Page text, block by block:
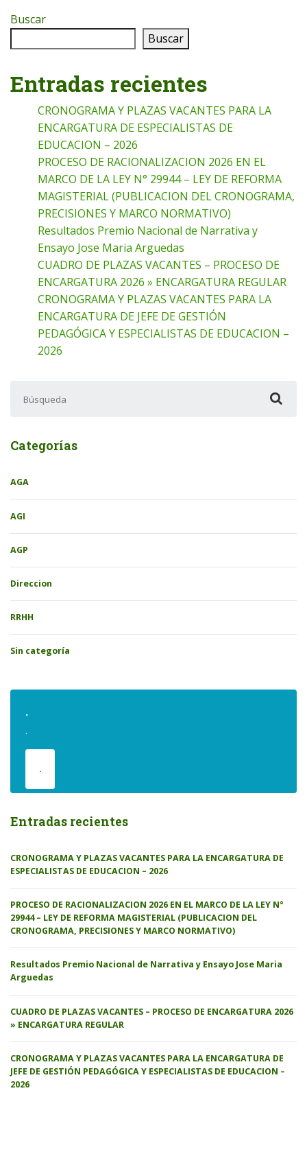
Buscar
Buscar
Entradas recientes
CRONOGRAMA Y PLAZAS VACANTES PARA LA
ENCARGATURA DE ESPECIALISTAS DE
EDUCACION – 2026
PROCESO DE RACIONALIZACION 2026 EN EL
MARCO DE LA LEY N° 29944 – LEY DE REFORMA
MAGISTERIAL (PUBLICACION DEL CRONOGRAMA,
PRECISIONES Y MARCO NORMATIVO)
Resultados Premio Nacional de Narrativa y
Ensayo Jose Maria Arguedas
CUADRO DE PLAZAS VACANTES – PROCESO DE
ENCARGATURA 2026 » ENCARGATURA REGULAR
CRONOGRAMA Y PLAZAS VACANTES PARA LA
ENCARGATURA DE JEFE DE GESTIÓN
PEDAGÓGICA Y ESPECIALISTAS DE EDUCACION –
2026
Categorías
AGA
AGI
AGP
Direccion
RRHH
Sin categoría
.
.
.
Entradas recientes
CRONOGRAMA Y PLAZAS VACANTES PARA LA ENCARGATURA DE
ESPECIALISTAS DE EDUCACION – 2026
PROCESO DE RACIONALIZACION 2026 EN EL MARCO DE LA LEY N°
29944 – LEY DE REFORMA MAGISTERIAL (PUBLICACION DEL
CRONOGRAMA, PRECISIONES Y MARCO NORMATIVO)
Resultados Premio Nacional de Narrativa y Ensayo Jose Maria
Arguedas
CUADRO DE PLAZAS VACANTES – PROCESO DE ENCARGATURA 2026
» ENCARGATURA REGULAR
CRONOGRAMA Y PLAZAS VACANTES PARA LA ENCARGATURA DE
JEFE DE GESTIÓN PEDAGÓGICA Y ESPECIALISTAS DE EDUCACION –
2026